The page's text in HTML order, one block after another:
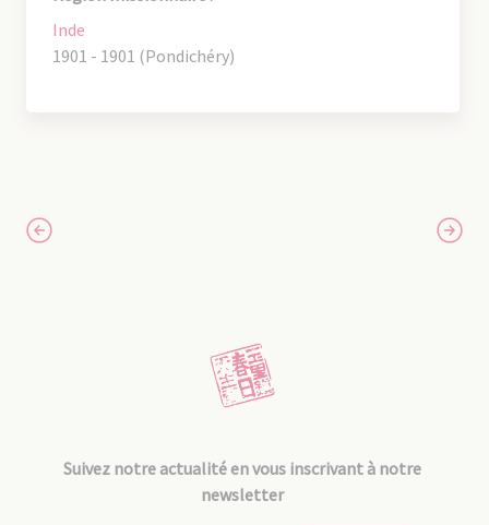
Inde
1901 - 1901 (Pondichéry)
Suivez notre actualité en vous inscrivant à notre
newsletter